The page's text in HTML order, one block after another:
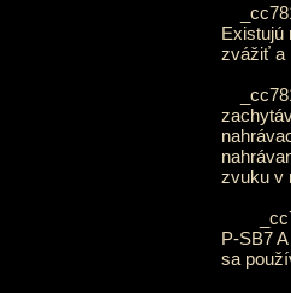
Existujú
zvážiť a
zvuku v
P-SB7
sa